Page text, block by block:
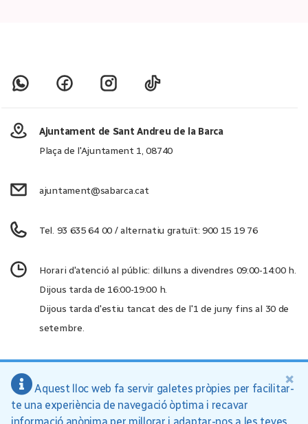
Ajuntament de Sant Andreu de la Barca
Plaça de l'Ajuntament 1, 08740
ajuntament@sabarca.cat
Tel. 93 635 64 00 / alternatiu gratuït: 900 15 19 76
Horari d'atenció al públic: dilluns a divendres 09:00-14:00 h.
Dijous tarda de 16:00-19:00 h.
Dijous tarda d'estiu tancat des de l'1 de juny fins al 30 de
setembre.
Ajuntament de Sant Andreu de la Barca, 2026
Política de privacitat
Aquest lloc web fa servir galetes pròpies per facilitar-
te una experiència de navegació òptima i recavar
×